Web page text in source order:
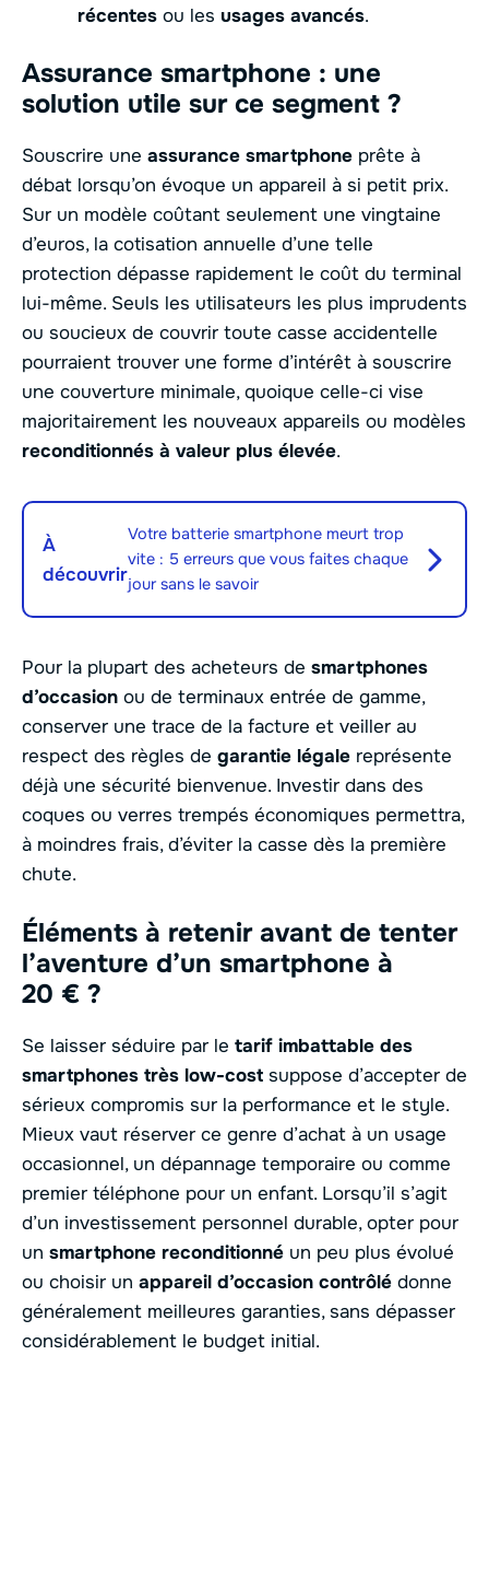
récentes ou les usages avancés.
Assurance smartphone : une
solution utile sur ce segment ?
Souscrire une assurance smartphone prête à
débat lorsqu’on évoque un appareil à si petit prix.
Sur un modèle coûtant seulement une vingtaine
d’euros, la cotisation annuelle d’une telle
protection dépasse rapidement le coût du terminal
lui-même. Seuls les utilisateurs les plus imprudents
ou soucieux de couvrir toute casse accidentelle
pourraient trouver une forme d’intérêt à souscrire
une couverture minimale, quoique celle-ci vise
majoritairement les nouveaux appareils ou modèles
reconditionnés à valeur plus élevée.
À
découvrir
Votre batterie smartphone meurt trop
vite : 5 erreurs que vous faites chaque
jour sans le savoir
Pour la plupart des acheteurs de smartphones
d’occasion ou de terminaux entrée de gamme,
conserver une trace de la facture et veiller au
respect des règles de garantie légale représente
déjà une sécurité bienvenue. Investir dans des
coques ou verres trempés économiques permettra,
à moindres frais, d’éviter la casse dès la première
chute.
Éléments à retenir avant de tenter
l’aventure d’un smartphone à
20 € ?
Se laisser séduire par le tarif imbattable des
smartphones très low-cost suppose d’accepter de
sérieux compromis sur la performance et le style.
Mieux vaut réserver ce genre d’achat à un usage
occasionnel, un dépannage temporaire ou comme
premier téléphone pour un enfant. Lorsqu’il s’agit
d’un investissement personnel durable, opter pour
un smartphone reconditionné un peu plus évolué
ou choisir un appareil d’occasion contrôlé donne
généralement meilleures garanties, sans dépasser
considérablement le budget initial.